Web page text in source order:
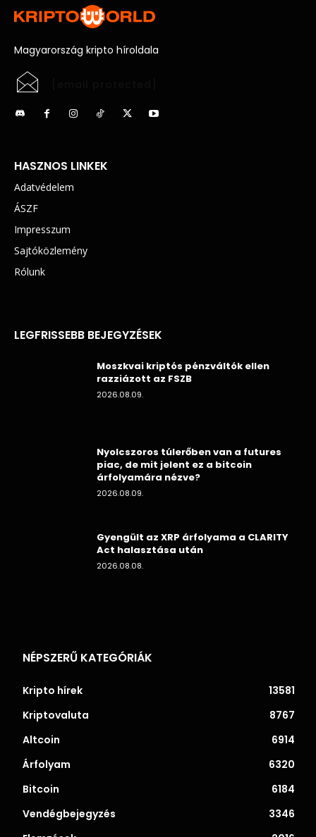
Magyarország kripto híroldala
HASZNOS LINKEK
Adatvédelem
ÁSZF
Impresszum
Sajtóközlemény
Rólunk
LEGFRISSEBB BEJEGYZÉSEK
Moszkvai kriptós pénzváltók ellen
razziázott az FSZB
2026.08.09.
Nyolcszoros túlerőben van a futures
piac, de mit jelent ez a bitcoin
árfolyamára nézve?
2026.08.09.
Gyengült az XRP árfolyama a CLARITY
Act halasztása után
2026.08.08.
NÉPSZERŰ KATEGÓRIÁK
Kripto hírek
13581
Kriptovaluta
8767
Altcoin
6914
Árfolyam
6320
Bitcoin
6184
Vendégbejegyzés
3346